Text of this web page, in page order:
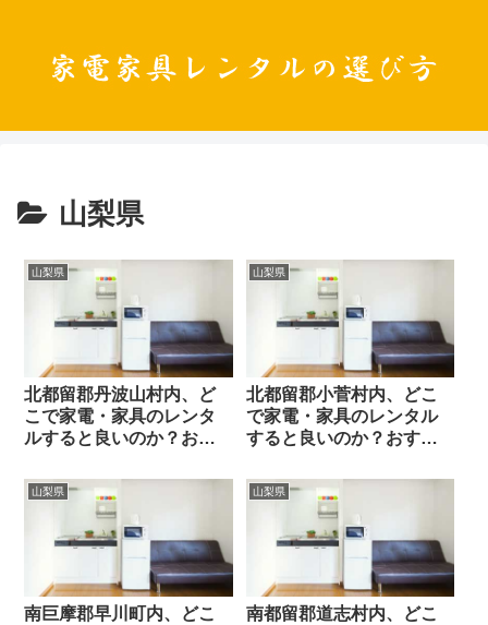
山梨県
山梨県
北都留郡丹波山村内、ど
こで家電・家具のレンタ
ルすると良いのか？おす
方のポイント
山梨県
北都留郡小菅村内、どこ
で家電・家具のレンタル
すると良いのか？おすす
のポイント
山梨県
南巨摩郡早川町内、どこ
山梨県
南都留郡道志村内、どこ